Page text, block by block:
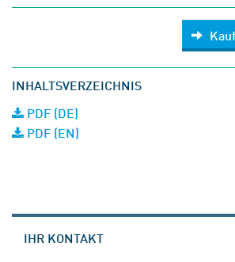
INHALTSVERZEICHNIS
PDF (DE)
PDF (EN)
IHR KONTAKT